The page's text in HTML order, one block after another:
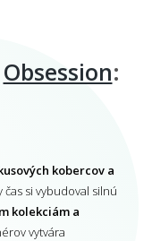
Obsession:
kobercov a
čas si vybudoval silnú
kolekciám a
vytvára